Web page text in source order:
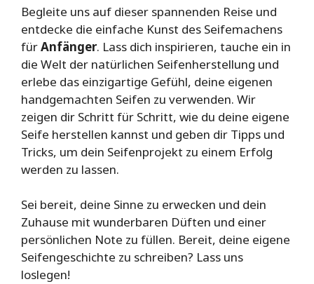
Begleite uns auf dieser spannenden Reise und
entdecke die einfache Kunst des Seifemachens
fürAnfänger. Lass dich inspirieren, tauche ein in
die Welt der natürlichen Seifenherstellung und
erlebe das einzigartige Gefühl, deine eigenen
handgemachten Seifen zu verwenden. Wir
zeigen dir Schritt für Schritt, wie du deine eigene
Seife herstellen kannst und geben dir Tipps und
Tricks, um dein Seifenprojekt zu einem Erfolg
werden zu lassen.
Sei bereit, deine Sinne zu erwecken und dein
Zuhause mit wunderbaren Düften und einer
persönlichen Note zu füllen. Bereit, deine eigene
Seifengeschichte zu schreiben? Lass uns
loslegen!